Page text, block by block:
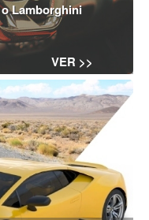
Lamborghini
VER >>